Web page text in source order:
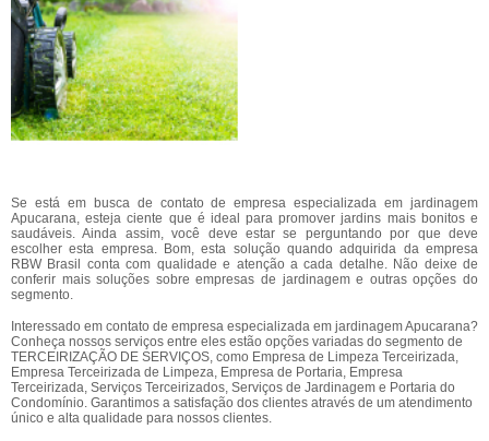
Se está em busca de contato de empresa especializada em jardinagem
Apucarana, esteja ciente que é ideal para promover jardins mais bonitos e
saudáveis. Ainda assim, você deve estar se perguntando por que deve
escolher esta empresa. Bom, esta solução quando adquirida da empresa
RBW Brasil conta com qualidade e atenção a cada detalhe. Não deixe de
conferir mais soluções sobre empresas de jardinagem e outras opções do
segmento.
Interessado em contato de empresa especializada em jardinagem Apucarana?
Conheça nossos serviços entre eles estão opções variadas do segmento de
TERCEIRIZAÇÃO DE SERVIÇOS, como Empresa de Limpeza Terceirizada,
Empresa Terceirizada de Limpeza, Empresa de Portaria, Empresa
Terceirizada, Serviços Terceirizados, Serviços de Jardinagem e Portaria do
Condomínio. Garantimos a satisfação dos clientes através de um atendimento
único e alta qualidade para nossos clientes.